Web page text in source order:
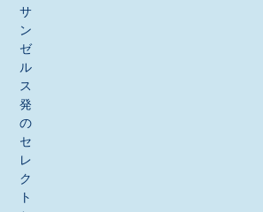
サ
ン
ゼ
ル
ス
発
の
セ
レ
ク
ト